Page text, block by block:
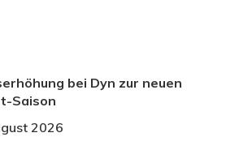
bei Dyn zur neuen
Saison
2026